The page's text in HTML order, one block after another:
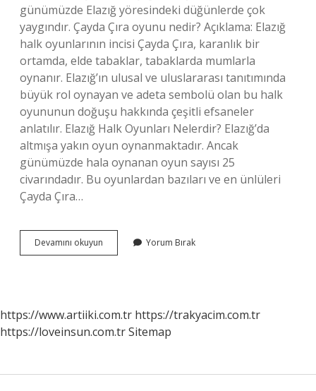
günümüzde Elazığ yöresindeki düğünlerde çok
yaygındır. Çayda Çıra oyunu nedir? Açıklama: Elazığ
halk oyunlarının incisi Çayda Çıra, karanlık bir
ortamda, elde tabaklar, tabaklarda mumlarla
oynanır. Elazığ’ın ulusal ve uluslararası tanıtımında
büyük rol oynayan ve adeta sembolü olan bu halk
oyununun doğuşu hakkında çeşitli efsaneler
anlatılır. Elazığ Halk Oyunları Nelerdir? Elazığ’da
altmışa yakın oyun oynanmaktadır. Ancak
günümüzde hala oynanan oyun sayısı 25
civarındadır. Bu oyunlardan bazıları ve en ünlüleri
Çayda Çıra…
Devamını okuyun Caydacira
Oyunu
Yorum Bırak
https://www.artiiki.com.tr https://trakyacim.com.tr
https://loveinsun.com.trSitemap